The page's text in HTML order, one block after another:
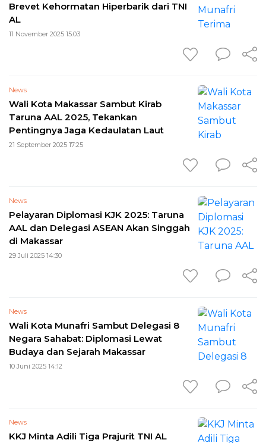
Brevet Kehormatan Hiperbarik dari TNI
AL
11 November 2025 15:03
News
Wali Kota Makassar Sambut Kirab
Taruna AAL 2025, Tekankan
Pentingnya Jaga Kedaulatan Laut
21 September 2025 17:25
News
Pelayaran Diplomasi KJK 2025: Taruna
AAL dan Delegasi ASEAN Akan Singgah
di Makassar
29 Juli 2025 14:30
News
Wali Kota Munafri Sambut Delegasi 8
Negara Sahabat: Diplomasi Lewat
Budaya dan Sejarah Makassar
10 Juni 2025 14:12
News
KKJ Minta Adili Tiga Prajurit TNI AL